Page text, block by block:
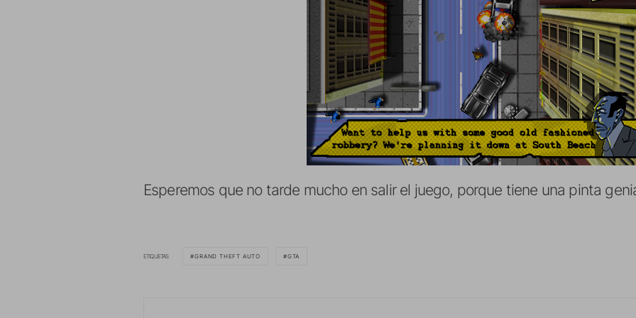
Esperemos que no tarde mucho en salir el juego, porque tiene una pinta
ETIQUETAS GRAND THEFT AUTO GTA